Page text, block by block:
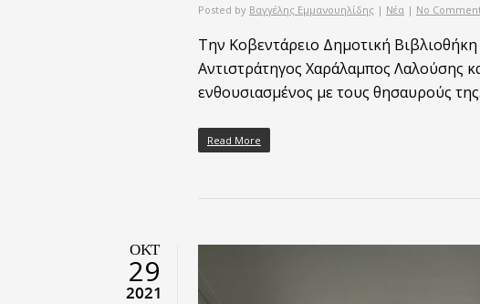
Posted by Βαγγέλης Εμμανουηλίδης | Νέα | No
Την Κοβεντάρειο Δημοτική
Αντιστράτηγος Χαράλαμπος Λαλούσης
ενθουσιασμένος με τους θησαυρούς της.
Read More
ΟΚΤ
29
2021